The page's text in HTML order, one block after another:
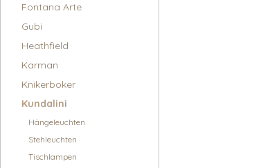
Fontana Arte
Gubi
Heathfield
Karman
Knikerboker
Kundalini
Hängeleuchten
Stehleuchten
Tischlampen